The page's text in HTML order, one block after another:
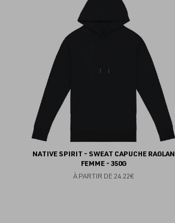
NATIVE SPIRIT - SWEAT CAPUCHE RAGLAN
FEMME - 350G
À PARTIR DE 24.22€